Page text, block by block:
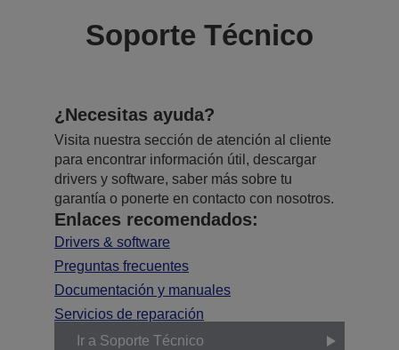
Soporte Técnico
¿Necesitas ayuda?
Visita nuestra sección de atención al cliente
para encontrar información útil, descargar
drivers y software, saber más sobre tu
garantía o ponerte en contacto con nosotros.
Enlaces recomendados:
Drivers & software
Preguntas frecuentes
Documentación y manuales
Servicios de reparación
Ir a Soporte Técnico